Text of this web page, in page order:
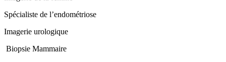
Spécialiste de l’endométriose
Imagerie urologique
Biopsie Mammaire